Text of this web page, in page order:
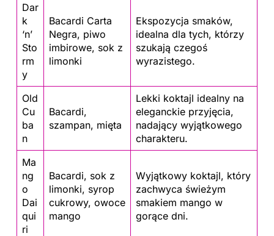
Dar
k
‘n’
Sto
rm
y
Bacardi Carta
Negra, piwo
imbirowe, sok z
limonki
Ekspozycja smaków,
idealna dla tych, którzy
szukają czegoś
wyrazistego.
Old
Cu
ba
n
Bacardi,
szampan, mięta
Lekki koktajl idealny na
eleganckie przyjęcia,
nadający wyjątkowego
charakteru.
Ma
ng
o
Dai
qui
ri
Bacardi, sok z
limonki, syrop
cukrowy, owoce
mango
Wyjątkowy koktajl, który
zachwyca świeżym
smakiem mango w
gorące dni.